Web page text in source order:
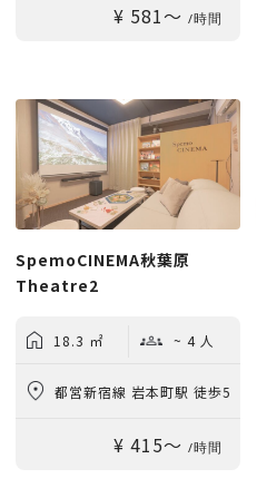
¥ 581〜 /時間
SpemoCINEMA秋葉原
Theatre2
18.3 ㎡ ~ 4 人
都営新宿線 岩本町駅 徒歩5
¥ 415〜 /時間